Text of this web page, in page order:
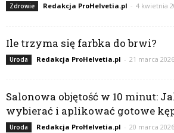
Zdrowie Redakcja ProHelvetia.pl - 4 kwietnia
Ile trzyma się farbka do brwi?
Uroda Redakcja ProHelvetia.pl - 21 marca 2026
Salonowa objętość w 10 minut:
wybierać i aplikować gotowe
Uroda Redakcja ProHelvetia.pl - 20 marca 2026